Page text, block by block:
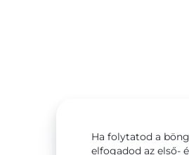
Ha folytatod a
elfogadod az első-